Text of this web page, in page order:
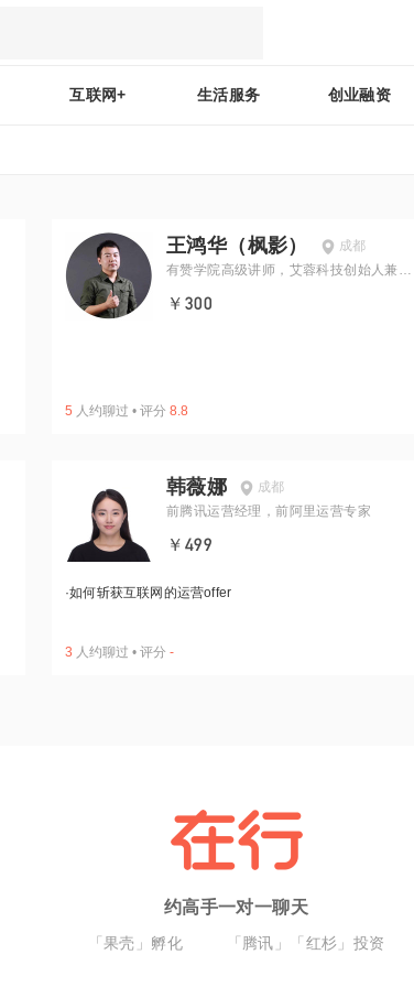
互联网+ 生活服务 创业融资
王鸿华（枫影）
成都
有赞学院高级讲师，艾蓉科技创始人兼C
￥300
5 人约聊过 • 评分 8.8
韩薇娜
成都
前腾讯运营经理，前阿里运营专家
￥499
·如何斩获互联网的运营offer
3 人约聊过 • 评分 -
约高手一对一聊天
「果壳」孵化 「腾讯」「红杉」投资